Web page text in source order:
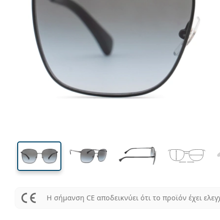
Μήκος σκελετού
Ύψος φακού Μήκος φακού
Μήκος
Η σήμανση CE αποδεικνύει ότι το προϊόν έχει